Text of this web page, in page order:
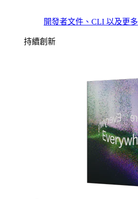
開發者文件、CLI 以及更多
持續創新